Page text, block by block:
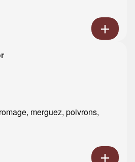
merguez, poivrons,